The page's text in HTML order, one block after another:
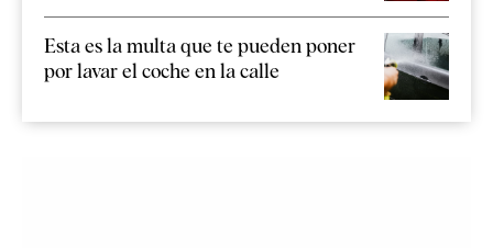
Esta es la multa que te pueden poner
por lavar el coche en la calle